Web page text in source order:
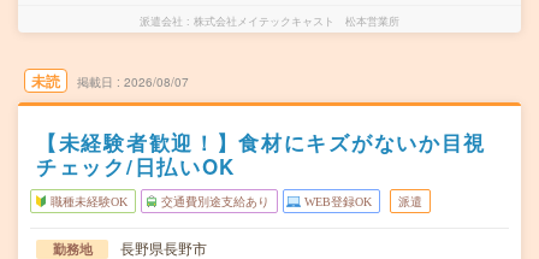
派遣会社 株式会社メイテックキャスト 松本営業所
未読 掲載日 2026/08/07
【未経験者歓迎！】食材にキズがないか目視
チェック/日払いOK
職種未経験OK 交通費別途支給あり WEB登録OK 派遣
勤務地 長野県長野市